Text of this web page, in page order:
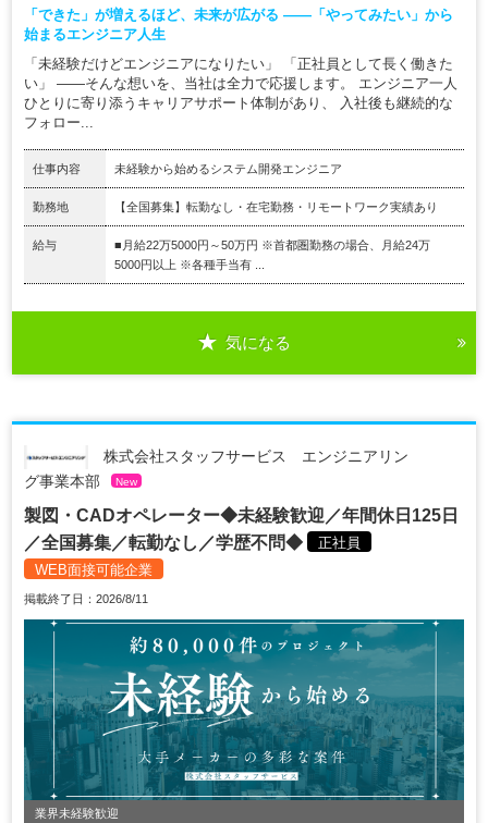
「できた」が増えるほど、未来が広がる ――「やってみたい」から
始まるエンジニア人生
「未経験だけどエンジニアになりたい」 「正社員として長く働きた
い」 ――そんな想いを、当社は全力で応援します。 エンジニア一人
ひとりに寄り添うキャリアサポート体制があり、 入社後も継続的な
フォロー...
仕事内容 未経験から始めるシステム開発エンジニア
勤務地 【全国募集】転勤なし・在宅勤務・リモートワーク実績あり
給与
■月給22万5000円～50万円 ※首都圏勤務の場合、月給24万
5000円以上 ※各種手当有 ...
気になる
株式会社スタッフサービス エンジニアリン
グ事業本部
New
製図・CADオペレーター◆未経験歓迎／年間休日125日
／全国募集／転勤なし／学歴不問◆
正社員
WEB面接可能企業
掲載終了日：2026/8/11
業界未経験歓迎